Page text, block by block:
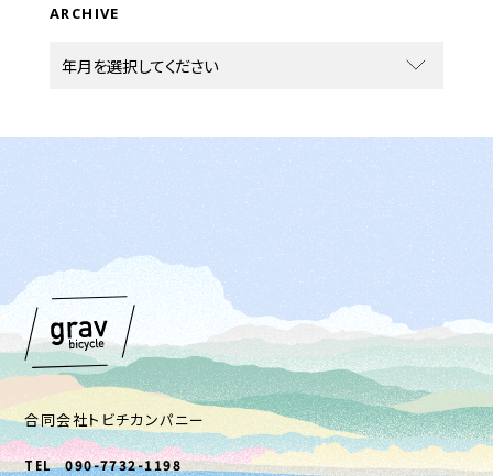
ARCHIVE
合同会社トビチカンパニー
TEL 090-7732-1198